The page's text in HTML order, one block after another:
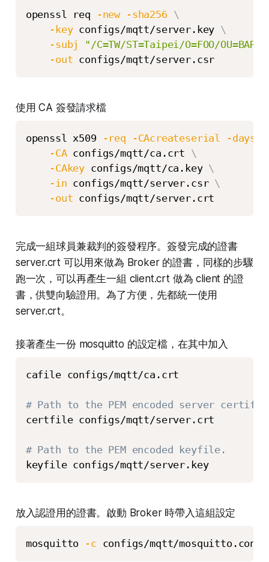
openssl req -new -sha256 \
-key configs/mqtt/server.key \
-subj
"/C=TW/ST=Taipei/O=FOO/
-out configs/mqtt/server.csr
使用 CA 簽發請求檔
openssl x509 -req -CAcreateserial -days
-CA configs/mqtt/ca.crt \
-CAkey configs/mqtt/ca.key \
-in configs/mqtt/server.csr \
-out configs/mqtt/server.crt
完成一組球員兼裁判的簽發程序。簽發完成的證書
server.crt 可以用來做為 Broker 的證書，同樣的步驟
跑一次，可以再產生一組 client.crt 做為 client 的證
書，供雙向驗證用。為了方便，先都統一使用
server.crt。
接著產生一份 mosquitto 的設定檔，在其中加入
cafile configs/mqtt/ca.crt
# Path to the PEM encoded server
certfile configs/mqtt/server.crt
# Path to the PEM encoded keyfile.
keyfile configs/mqtt/server.key
放入認證用的證書。啟動 Broker 時帶入這組設定
mosquitto -c configs/mqtt/mosquitto.conf